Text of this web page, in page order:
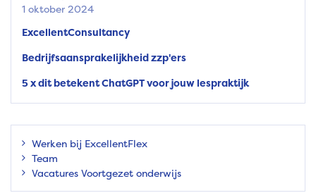
1 oktober 2024
ExcellentConsultancy
Bedrijfsaansprakelijkheid zzp'ers
5 x dit betekent ChatGPT voor jouw lespraktijk
Werken bij ExcellentFlex
Team
Vacatures Voortgezet onderwijs